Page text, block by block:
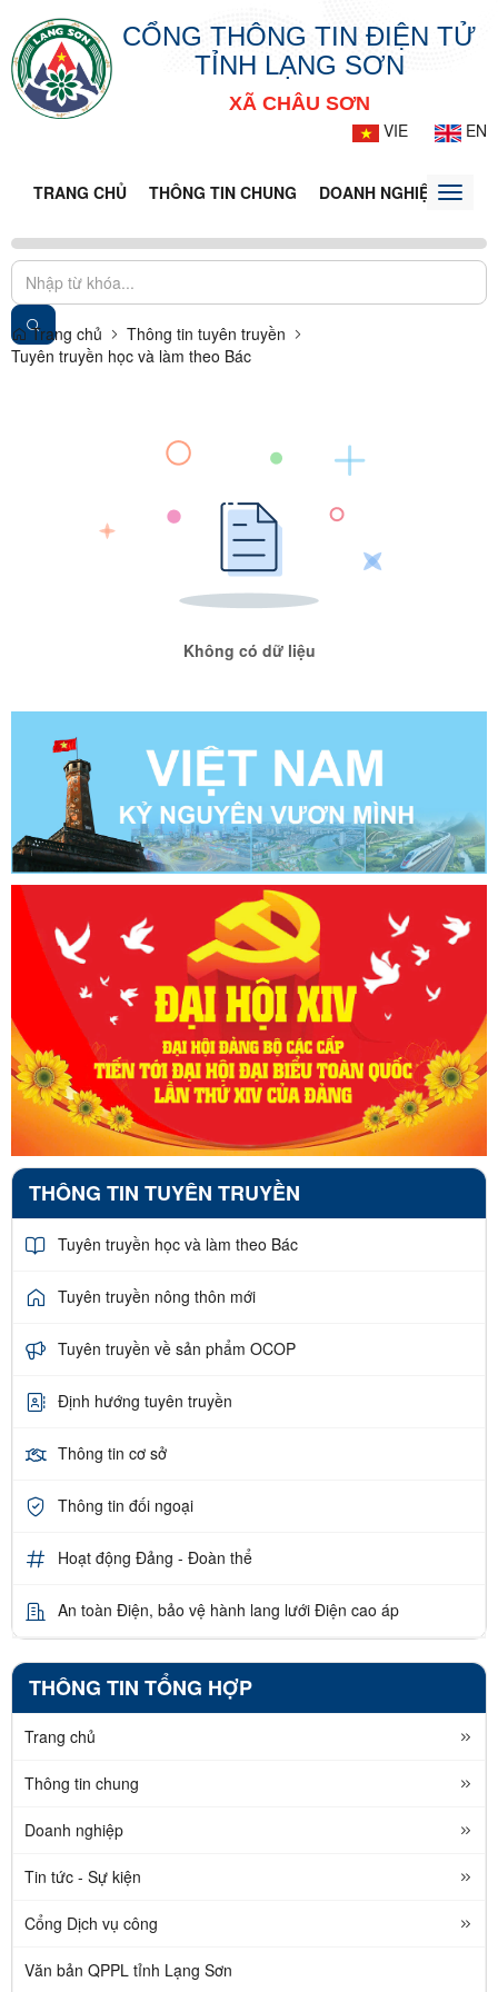
CỔNG THÔNG TIN ĐIỆN TỬ
TỈNH LẠNG SƠN
XÃ CHÂU SƠN
VIE
EN
TRANG CHỦ THÔNG TIN CHUNG DOANH NGHIỆP TIN
Toggle
Trang chủ
Thông tin tuyên truyền
Tuyên truyền học và làm theo Bác
Không có dữ liệu
THÔNG TIN TUYÊN TRUYỀN
Tuyên truyền học và làm theo Bác
Tuyên truyền nông thôn mới
Tuyên truyền về sản phẩm OCOP
Định hướng tuyên truyền
Thông tin cơ sở
Thông tin đối ngoại
Hoạt động Đảng - Đoàn thể
An toàn Điện, bảo vệ hành lang lưới Điện cao áp
THÔNG TIN TỔNG HỢP
Trang chủ
Thông tin chung
Doanh nghiệp
Tin tức - Sự kiện
Cổng Dịch vụ công
Văn bản QPPL tỉnh Lạng Sơn